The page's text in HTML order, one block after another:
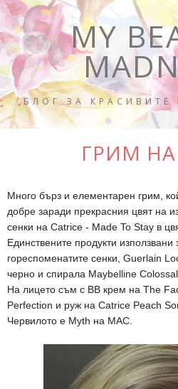
MY
БЛОГ ЗА
ГРИМ
Много бърз и елементарен грим,
добре заради прекрасния цвят на
сенки на Catrice - Made To Stay в
Единствените продукти използвани
гореспоменатите сенки, Guerlain
черно и спирала Maybelline Colossal.
На лицето съм с ВВ крем на The
Perfection и руж на Catrice Peach
Червилото е Myth на MAC.